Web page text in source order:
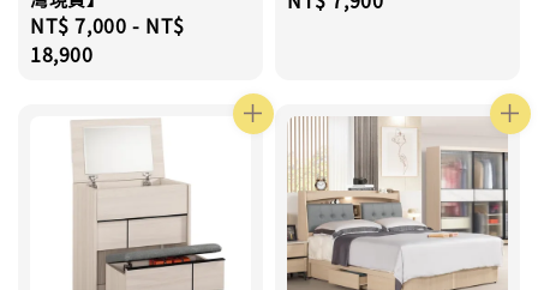
Regular
price
NT$ 7,000 - NT$
18,900